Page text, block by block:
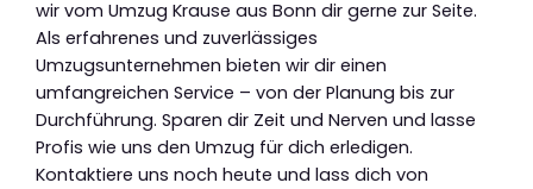
wir vom Umzug Krause aus Bonn dir gerne zur Seite.
Als erfahrenes und zuverlässiges
Umzugsunternehmen bieten wir dir einen
umfangreichen Service – von der Planung bis zur
Durchführung. Sparen dir Zeit und Nerven und lasse
Profis wie uns den Umzug für dich erledigen.
Kontaktiere uns noch heute und lass dich von